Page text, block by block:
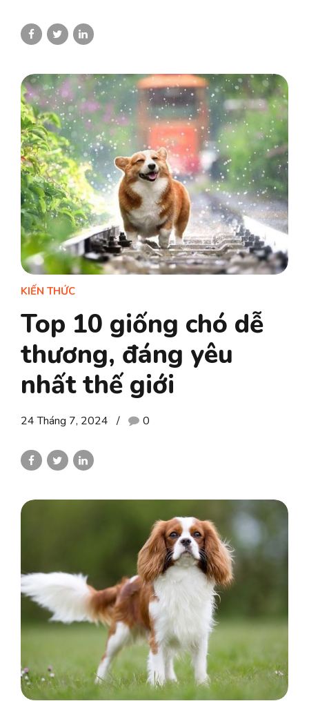
KIẾN THỨC
Top 10 giống chó dễ
thương, đáng yêu
nhất thế giới
24 Tháng 7, 2024 0